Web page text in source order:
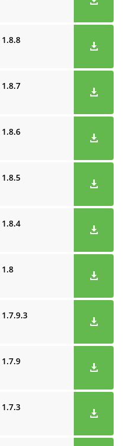
1.8.8
1.8.7
1.8.6
1.8.5
1.8.4
1.8
1.7.9.3
1.7.9
1.7.3